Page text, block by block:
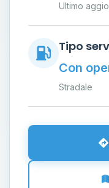
Ultimo
Tipo
Con
Stradale